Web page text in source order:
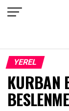
YEREL
KURBAN